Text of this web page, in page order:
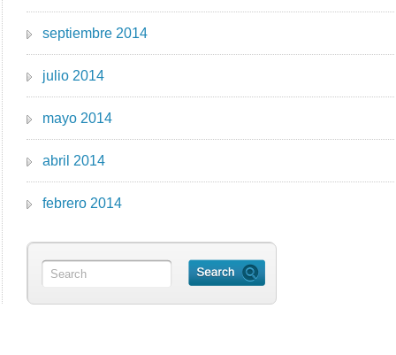
septiembre 2014
julio 2014
mayo 2014
abril 2014
febrero 2014